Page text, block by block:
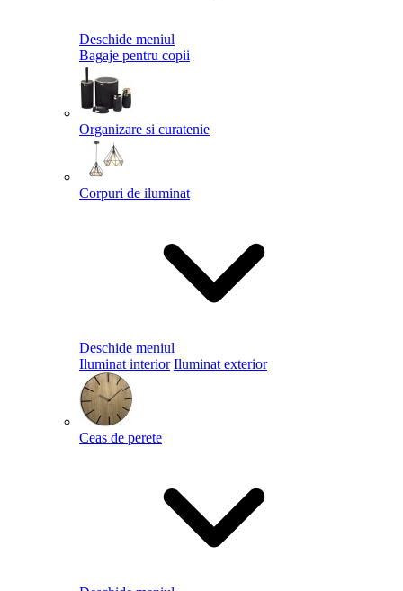
Deschide meniul
Bagaje pentru copii
Organizare si curatenie
Corpuri de iluminat
Deschide meniul
Iluminat interior Iluminat exterior
Ceas de perete